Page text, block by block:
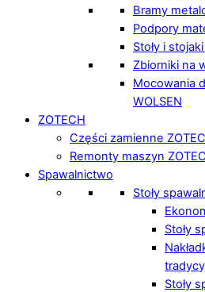
Bramy
Podpory
Stoły i
Zbiorniki na
Mocowania
WOLSEN
ZOTECH
Części zamienne
Remonty maszyn
Spawalnictwo
Stoły
Stoły
Stoły